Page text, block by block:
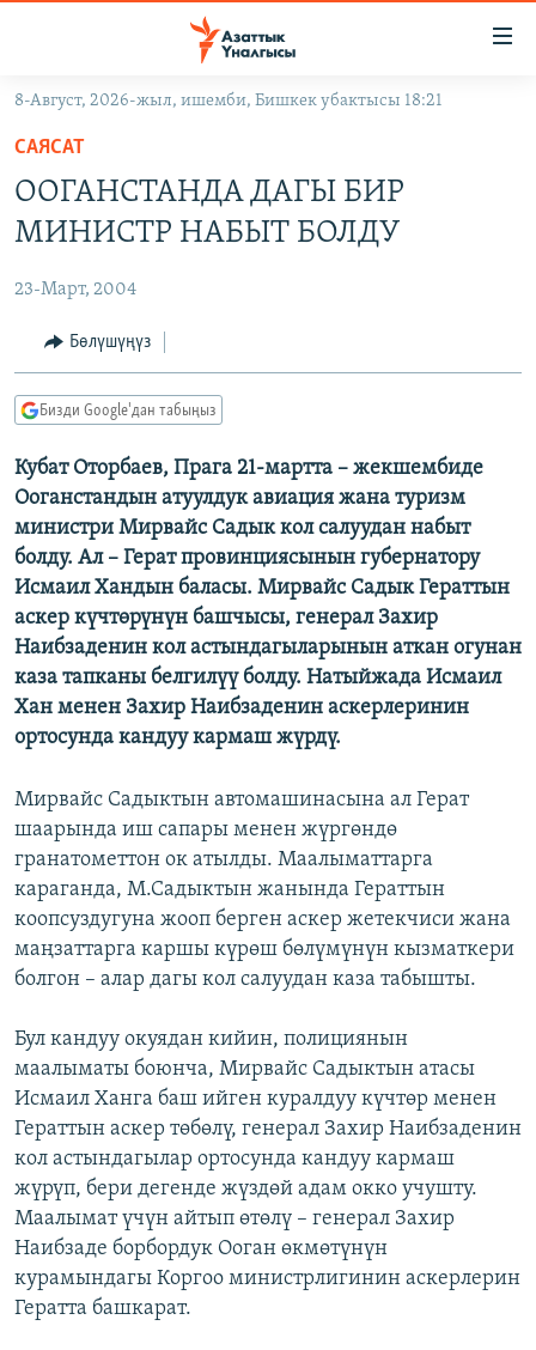
Навигацияга
өтүңүз
Издөөгө
салыңыз
ЭКОНОМИКА
МАДАНИЯТ
БОРБОР АЗИЯ
АТАЙЫН ИЛИКТӨӨ
ТВ ПРОГРАММАЛАР
ЭКСПЕРТТЕР ТАЛДАЙТ
БИЗ ЖАНА ДҮЙНӨ
ЭЖЕ-СИҢДИЛЕР
ЫҢГАЙСЫЗ СУРООЛОР
ӨЗГӨЧӨ ПИКИР
Русский
ОНЛАЙН ШЕРИНЕ
ЭЕ/АРнун бардык сайттары
8-Август, 2026-жыл, ишемби, Бишкек убактысы 18:21
САЯСАТ
ООГАНСТАНДА ДАГЫ БИР
МИНИСТР НАБЫТ БОЛДУ
23-Март, 2004
Бөлүшүңүз
Бизди Google'дан табыңыз
Кубат Оторбаев, Прага 21-мартта – жекшембиде
Ооганстандын атуулдук авиация жана туризм
министри Мирвайс Садык кол салуудан набыт
болду. Ал – Герат провинциясынын губернатору
Исмаил Хандын баласы. Мирвайс Садык Гераттын
аскер күчтөрүнүн башчысы, генерал Захир
Наибзаденин кол астындагыларынын аткан огунан
каза тапканы белгилүү болду. Натыйжада Исмаил
Хан менен Захир Наибзаденин аскерлеринин
ортосунда кандуу кармаш жүрдү.
Мирвайс Садыктын автомашинасына ал Герат
шаарында иш сапары менен жүргөндө
гранатометтон ок атылды. Маалыматтарга
караганда, М.Садыктын жанында Гераттын
коопсуздугуна жооп берген аскер жетекчиси жана
маңзаттарга каршы күрөш бөлүмүнүн кызматкери
болгон – алар дагы кол салуудан каза табышты.
Бул кандуу окуядан кийин, полициянын
маалыматы боюнча, Мирвайс Садыктын атасы
Исмаил Ханга баш ийген куралдуу күчтөр менен
Гераттын аскер төбөлү, генерал Захир Наибзаденин
кол астындагылар ортосунда кандуу кармаш
жүрүп, бери дегенде жүздөй адам окко учушту.
Маалымат үчүн айтып өтөлү – генерал Захир
Наибзаде борбордук Ооган өкмөтүнүн
курамындагы Коргоо министрлигинин аскерлерин
Гератта башкарат.